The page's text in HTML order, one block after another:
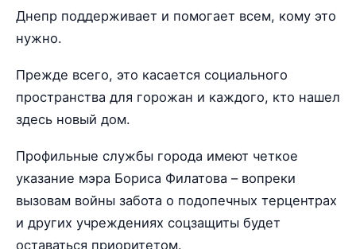
Днепр поддерживает и помогает всем, кому это
нужно.
Прежде всего, это касается социального
пространства для горожан и каждого, кто нашел
здесь новый дом.
Профильные службы города имеют четкое
указание мэра Бориса Филатова – вопреки
вызовам войны забота о подопечных терцентрах
и других учреждениях соцзащиты будет
оставаться приоритетом.